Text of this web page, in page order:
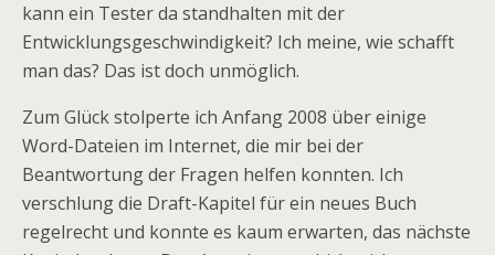
kann ein Tester da standhalten mit der
Entwicklungsgeschwindigkeit? Ich meine, wie schafft
man das? Das ist doch unmöglich.
Zum Glück stolperte ich Anfang 2008 über einige
Word-Dateien im Internet, die mir bei der
Beantwortung der Fragen helfen konnten. Ich
verschlung die Draft-Kapitel für ein neues Buch
regelrecht und konnte es kaum erwarten, das nächste